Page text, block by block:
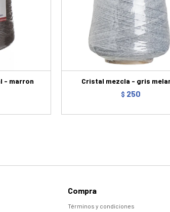
- marron
Cristal mezcla - gris
$ 250
Compra
Términos y condiciones